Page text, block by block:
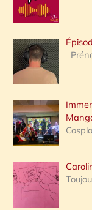
r
c
h
e
: